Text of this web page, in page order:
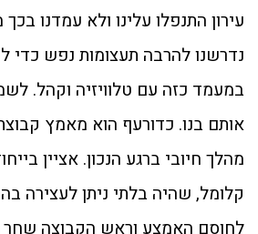
עירון התנפלו עלינו ולא עמדנו
נדרשנו להרבה תעצומות נפש כדי
במעמד כזה עם טלוויזיה וקהל.
אותם בנו. כדורעף הוא מאמץ
מהלך חיובי ברגע הנכון. אציין
קלומל, שהיה בלתי ניתן לעצירה
לחוסם האמצע וראש הקבוצה שחר